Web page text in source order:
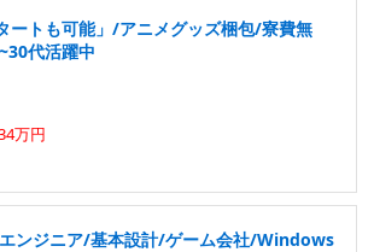
ートも可能」/アニメグッズ梱包/寮費無
代活躍中
万円
ンジニア/基本設計/ゲーム会社/Windows